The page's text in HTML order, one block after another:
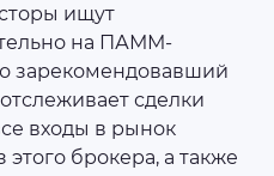
ищут
на ПАММ-
зарекомендовавший
сделки
входы в рынок
брокера, а также